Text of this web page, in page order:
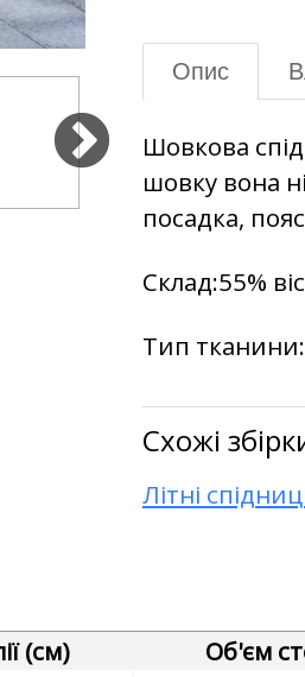
Опис
Шовкова
шовку вона
посадка,
Склад:55%
Тип
Схожі
Літні
(см) Об'єм